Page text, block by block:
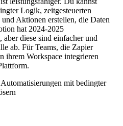
Logik, zeitgesteuerten
Aktionen erstellen, die Daten
hat 2024-2025
diese sind einfacher und
ab. Für Teams, die Zapier
ihrem Workspace integrieren
mit bedingter